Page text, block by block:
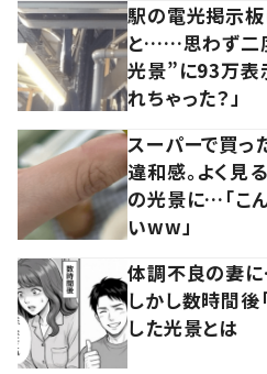
駅の電光掲示
と……思わず二
光景”に93万表示
れちゃった？」
スーパーで買っ
違和感。よく見
の光景に…「こん
いww」
体調不良の妻に
しかし数時間後
した光景とは